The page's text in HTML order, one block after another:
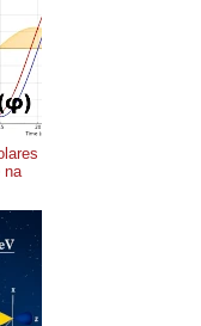
na